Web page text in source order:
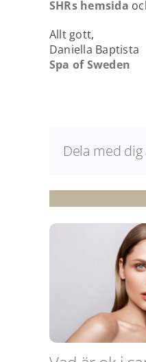
SHRs hemsida
Allt gott,
Daniella Baptista
Spa of Sweden
Dela med